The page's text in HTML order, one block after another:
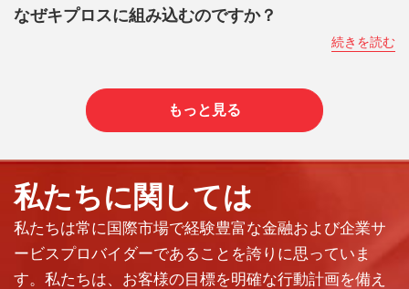
なぜキプロスに組み込むのですか？
続きを読む
もっと見る
私たちに関しては
私たちは常に国際市場で経験豊富な金融および企業サ
ービスプロバイダーであることを誇りに思っていま
す。私たちは、お客様の目標を明確な行動計画を備え